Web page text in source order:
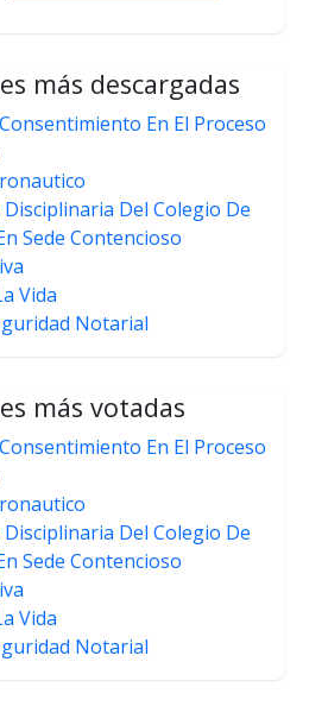
más descargadas
En El Proceso
Del Colegio De
Sede Contencioso
Vida
Notarial
más votadas
En El Proceso
Del Colegio De
Sede Contencioso
Vida
Notarial